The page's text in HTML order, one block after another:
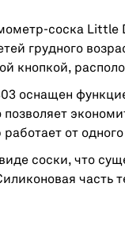
соска Little
грудного
кнопкой,
оснащен
от
соски, что
часть